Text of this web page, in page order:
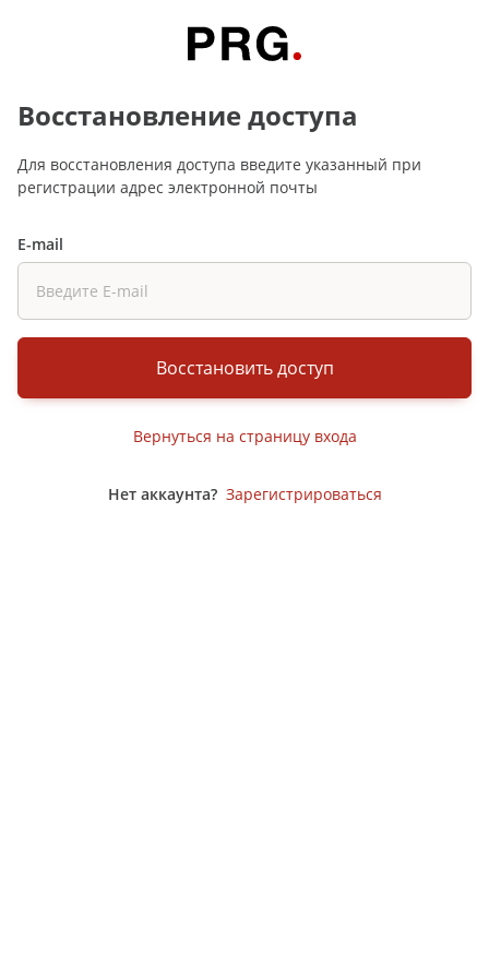
Восстановление доступа
Для восстановления доступа введите указанный при
регистрации адрес электронной почты
E-mail
Восстановить доступ
Вернуться на страницу входа
Нет аккаунта? Зарегистрироваться